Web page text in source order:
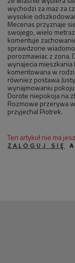
wychodzi za maz za
wysokie
Mecenas przyznaje
swojego, wielo
komentuje
sprawdzone
porozmawiac z zona.
wynajecia
komentowana w
równiez postawa
wynajmowaniu
Dorote niepokoja na
Rozmowe przerywa
przyjechal Piotrek.
Ten artykuł nie ma
ZALOGUJ SIĘ